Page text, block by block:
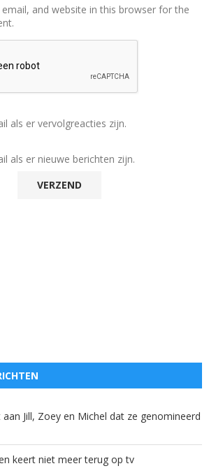
email, and website in this browser for the
als er vervolgreacties zijn.
als er nieuwe berichten zijn.
Jill, Zoey en Michel dat ze genomineerd
keert niet meer terug op tv